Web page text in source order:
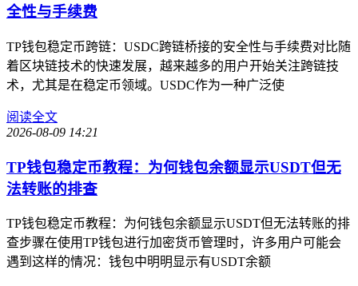
全性与手续费
TP钱包稳定币跨链：USDC跨链桥接的安全性与手续费对比随
着区块链技术的快速发展，越来越多的用户开始关注跨链技
术，尤其是在稳定币领域。USDC作为一种广泛使
阅读全文
2026-08-09 14:21
TP钱包稳定币教程：为何钱包余额显示USDT但无
法转账的排查
TP钱包稳定币教程：为何钱包余额显示USDT但无法转账的排
查步骤在使用TP钱包进行加密货币管理时，许多用户可能会
遇到这样的情况：钱包中明明显示有USDT余额